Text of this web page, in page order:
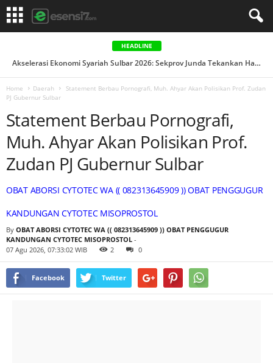
HEADLINE
Akselerasi Ekonomi Syariah Sulbar 2026: Sekprov Junda Tekankan Halal Lifestyle dan Keuangan Keluarga...
Home Daerah
Statement Berbau Pornografi, Muh. Ahyar Akan Polisikan Prof. Zudan
PJ Gubernur Sulbar
Statement Berbau Pornografi,
Muh. Ahyar Akan Polisikan Prof.
Zudan PJ Gubernur Sulbar
OBAT ABORSI CYTOTEC WA (( 082313645909 )) OBAT PENGGUGUR
KANDUNGAN CYTOTEC MISOPROSTOL
By OBAT ABORSI CYTOTEC WA (( 082313645909 )) OBAT PENGGUGUR
KANDUNGAN CYTOTEC MISOPROSTOL -
07 Agu 2026, 07:33:02 WIB
2 0
Facebook Twitter